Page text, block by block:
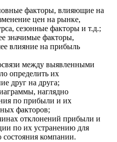
факторы, влияющие на
цен на рынке,
сезонные факторы и т.д.;
значимые факторы,
влияние на прибыль
между выявленными
определить их
друг на друга;
наглядно
по прибыли и их
факторов;
отклонений прибыли и
по их устранению для
компании.